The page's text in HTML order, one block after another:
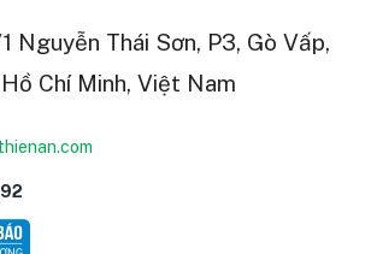
Nguyễn Thái Sơn, P3, Gò Vấp,
Chí Minh, Việt Nam